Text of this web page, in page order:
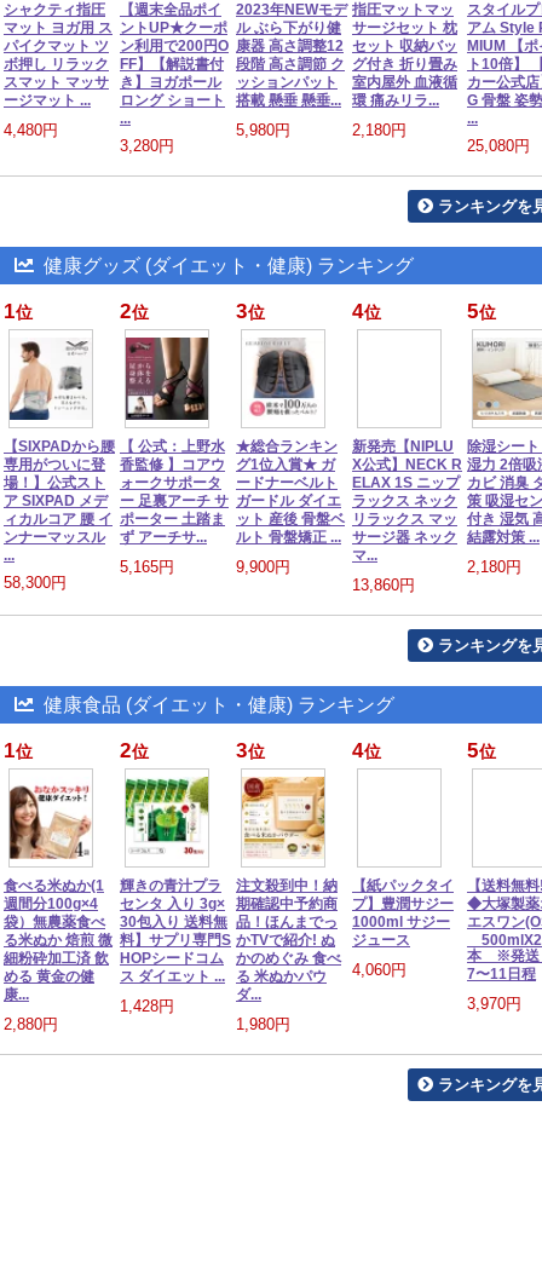
シャクティ指圧
マット ヨガ用 ス
パイクマット ツ
ボ押し リラック
スマット マッサ
ージマット ...
4,480円
【週末全品ポイ
ントUP★クーポ
ン利用で200円O
FF】【解説書付
き】ヨガポール
ロング ショート
...
3,280円
2023年NEWモデ
ル ぶら下がり健
康器 高さ調整12
段階 高さ調節 ク
ッションパット
搭載 懸垂 懸垂...
5,980円
指圧マットマッ
サージセット 枕
セット 収納バッ
グ付き 折り畳み
室内屋外 血液循
環 痛みリラ...
2,180円
スタイル
アム Style
MIUM 【ポ
ト10倍】
カー公式
G 骨盤 姿
...
25,080円
ランキングを
健康グッズ (ダイエット・健康) ランキング
1位
【SIXPADから腰
専用がついに登
場！】公式スト
ア SIXPAD メデ
ィカルコア 腰 イ
ンナーマッスル
...
58,300円
2位
【 公式：上野水
香監修 】コアウ
ォークサポータ
ー 足裏アーチ サ
ポーター 土踏ま
ず アーチサ...
5,165円
3位
★総合ランキン
グ1位入賞★ ガ
ードナーベルト
ガードル ダイエ
ット 産後 骨盤ベ
ルト 骨盤矯正 ...
9,900円
4位
新発売【NIPLU
X公式】NECK R
ELAX 1S ニップ
ラックス ネック
リラックス マッ
サージ器 ネック
マ...
13,860円
5位
除湿シー
湿力 2倍吸
カビ 消臭
策 吸湿セ
付き 湿気
結露対策 ...
2,180円
ランキングを
健康食品 (ダイエット・健康) ランキング
1位
食べる米ぬか(1
週間分100g×4
袋）無農薬食べ
る米ぬか 焙煎 微
細粉砕加工済 飲
める 黄金の健
康...
2,880円
2位
輝きの青汁プラ
センタ 入り 3g×
30包入り 送料無
料】サプリ専門S
HOPシードコム
ス ダイエット ...
1,428円
3位
注文殺到中！納
期確認中予約商
品！ほんまでっ
かTVで紹介! ぬ
かのめぐみ 食べ
る 米ぬかパウ
ダ...
1,980円
4位
【紙パックタイ
プ】豊潤サジー
1000ml サジー
ジュース
4,060円
5位
【送料無
◆大塚製薬
エスワン
本 ※発送
7〜11日程
3,970円
ランキングを